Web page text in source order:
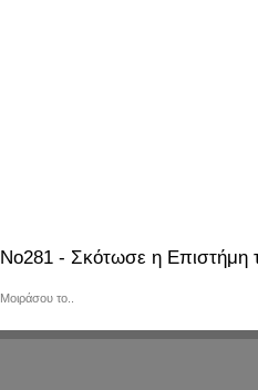
No281 - Σκότωσε η Επιστήμη
Μοιράσου το..